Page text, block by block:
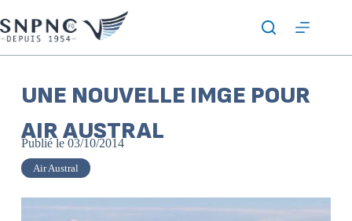
UNE NOUVELLE IMGE POUR
AIR AUSTRAL
Publié le 03/10/2014
Air Austral